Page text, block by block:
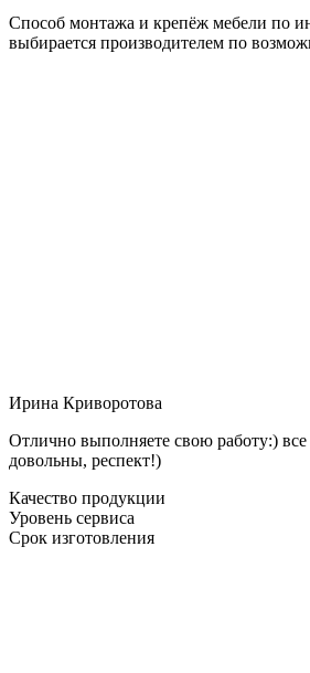
Способ монтажа и крепёж мебели по
выбирается производителем по
Ирина Криворотова
Отлично выполняете свою работу:) все
довольны, респект!)
Качество продукции
Уровень сервиса
Срок изготовления